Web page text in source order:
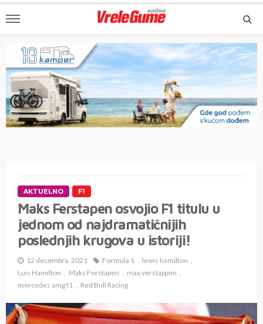
AKTUELNO F1
Maks Ferstapen osvojio F1 titulu u
jednom od najdramatičnijih
poslednjih krugova u istoriji!
12 decembra, 2021 Formula 1
lewis hamilton
Luis Hamilton
Maks Ferstapen
max verstappen
mercedes amg f1
Red Bull Racing